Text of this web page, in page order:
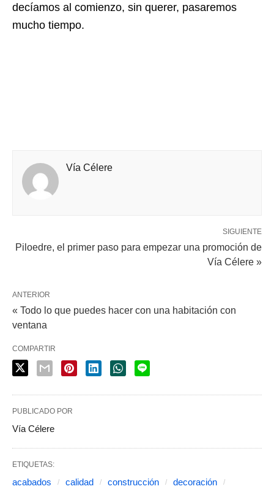
decíamos al comienzo, sin querer, pasaremos
mucho tiempo.
Vía Célere
SIGUIENTE
Piloedre, el primer paso para empezar una promoción de
Vía Célere »
ANTERIOR
« Todo lo que puedes hacer con una habitación con
ventana
COMPARTIR
PUBLICADO POR
Vía Célere
ETIQUETAS:
acabados calidad construcción
decoración